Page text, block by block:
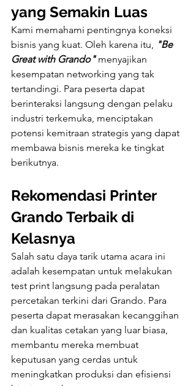
yang Semakin Luas
Kami memahami pentingnya koneksi
bisnis yang kuat. Oleh karena itu, "Be
Great with Grando" menyajikan
kesempatan networking yang tak
tertandingi. Para peserta dapat
berinteraksi langsung dengan pelaku
industri terkemuka, menciptakan
potensi kemitraan strategis yang dapat
membawa bisnis mereka ke tingkat
berikutnya.
Rekomendasi Printer
Grando Terbaik di
Kelasnya
Salah satu daya tarik utama acara ini
adalah kesempatan untuk melakukan
test print langsung pada peralatan
percetakan terkini dari Grando. Para
peserta dapat merasakan kecanggihan
dan kualitas cetakan yang luar biasa,
membantu mereka membuat
keputusan yang cerdas untuk
meningkatkan produksi dan efisiensi